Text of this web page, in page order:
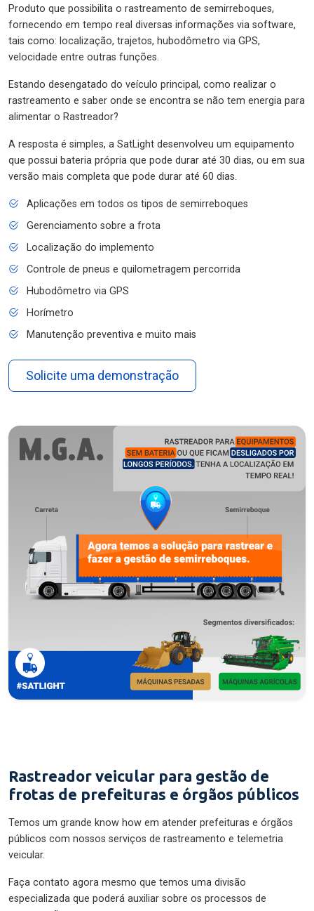
Produto que possibilita o rastreamento de semirreboques,
fornecendo em tempo real diversas informações via software,
tais como: localização, trajetos, hubodômetro via GPS,
velocidade entre outras funções.
Estando desengatado do veículo principal, como realizar o
rastreamento e saber onde se encontra se não tem energia para
alimentar o Rastreador?
A resposta é simples, a SatLight desenvolveu um equipamento
que possui bateria própria que pode durar até 30 dias, ou em sua
versão mais completa que pode durar até 60 dias.
Aplicações em todos os tipos de semirreboques
Gerenciamento sobre a frota
Localização do implemento
Controle de pneus e quilometragem percorrida
Hubodômetro via GPS
Horímetro
Manutenção preventiva e muito mais
Solicite uma demonstração
Rastreador veicular para gestão de
frotas de prefeituras e órgãos públicos
Temos um grande know how em atender prefeituras e órgãos
públicos com nossos serviços de rastreamento e telemetria
veicular.
Faça contato agora mesmo que temos uma divisão
especializada que poderá auxiliar sobre os processos de